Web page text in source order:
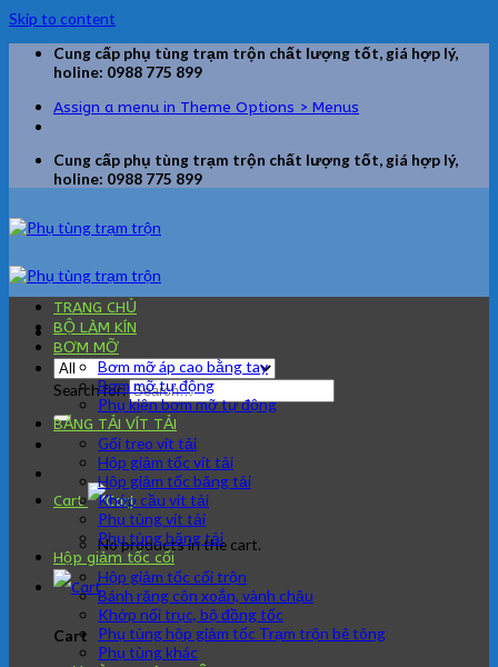
Skip to content
Cung cấp phụ tùng trạm trộn chất lượng tốt, giá hợp lý,
holine: 0988 775 899
Assign a menu in Theme Options > Menus
Cung cấp phụ tùng trạm trộn chất lượng tốt, giá hợp lý,
holine: 0988 775 899
Search for:
Cart
No products in the cart.
Cart
TRANG CHỦ
BỘ LÀM KÍN
BƠM MỠ
Bơm mỡ áp cao bằng tay
Bơm mỡ tự động
Phụ kiện bơm mỡ tự động
BĂNG TẢI VÍT TẢI
Gối treo vít tải
Hộp giảm tốc vít tải
Hộp giảm tốc băng tải
Khớp cầu vít tải
Phụ tùng vít tải
Phụ tùng băng tải
Hộp giảm tốc cối
Hộp giảm tốc cối trộn
Bánh răng côn xoắn, vành chậu
Khớp nối trục, bộ đồng tốc
Phụ tùng hộp giảm tốc Trạm trộn bê tông
Phụ tùng khác